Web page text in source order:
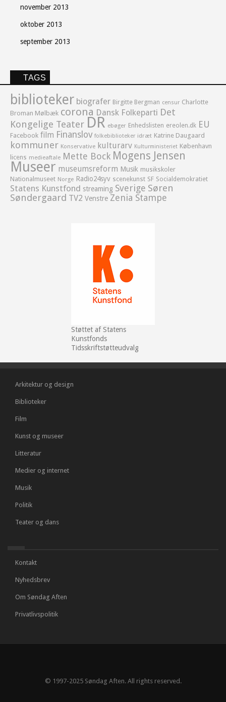
november 2013
oktober 2013
september 2013
TAGS
biblioteker biografer Birgitte Bergman censur Charlotte
Broman Mølbæk corona Dansk Folkeparti Det
Kongelige Teater DR ebøger Enhedslisten ereolen.dk EU
Facebook film Finanslov folkebiblioteker idræt Katrine Daugaard
kommuner Konservative kulturarv Kulturministeriet København
licens medieaftale Mette Bock Mogens Jensen
Museer museumsreform Musik musikskoler
Nationalmuseet Norge Radio24syv scenekunst SF Socialdemokratiet
Statens Kunstfond streaming Sverige Søren
Søndergaard TV2 Venstre Zenia Stampe
Støttet af Statens
Kunstfonds
Tidsskriftstøtteudvalg
Arkitektur og design
Biblioteker
Film
Kunst og museer
Litteratur
Medier og internet
Musik
Politik
Teater og dans
Kontakt
Nyhedsbrev
Om Søndag Aften
Privatlivspolitik
© 1997-2025 Søndag Aften. All rights reserved.